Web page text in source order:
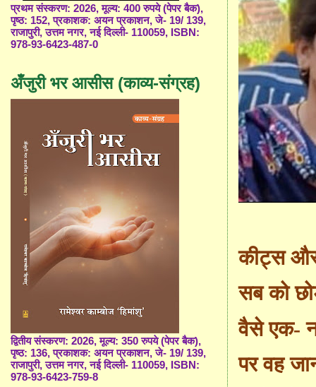
कीट्स और
सब को
वैसे एक- न
पर वह
प्रथम संस्करण: 2026, मूल्य: 400 रुपये (पेपर बैक),
पृष्ठ: 152, प्रकाशक: अयन प्रकाशन, जे- 19/ 139,
राजापुरी, उत्तम नगर, नई दिल्ली- 110059, ISBN:
978-93-6423-487-0
अँजुरी भर आसीस (काव्य-संग्रह)
द्वितीय संस्करण: 2026, मूल्य: 350 रुपये (पेपर बैक),
पृष्ठ: 136, प्रकाशक: अयन प्रकाशन, जे- 19/ 139,
राजापुरी, उत्तम नगर, नई दिल्ली- 110059, ISBN:
978-93-6423-759-8